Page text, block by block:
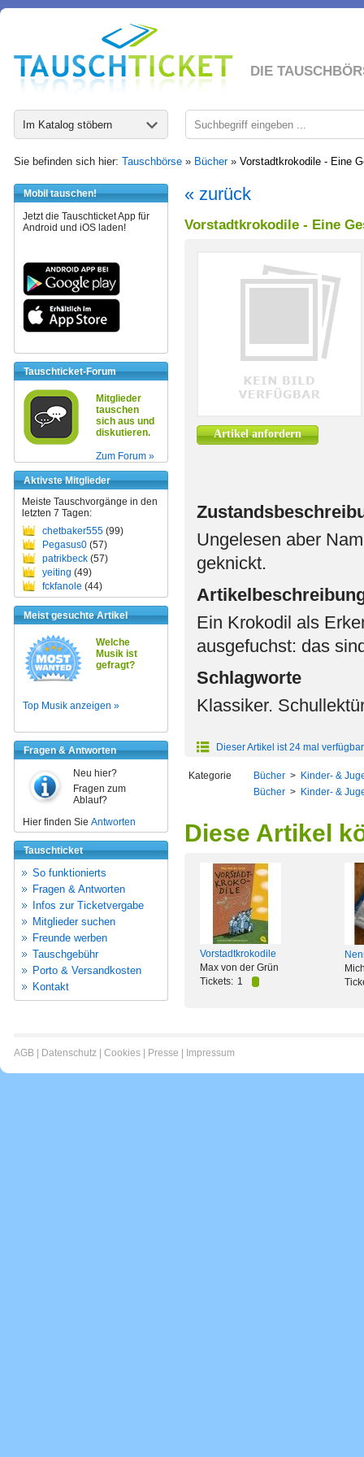
DIE
Im Katalog stöbern
Sie befinden sich hier: Tauschbörse » Bücher» Vorstadtkrokodile - Eine
Mobil tauschen!
Jetzt die Tauschticket App für
Android und iOS laden!
Tauschticket-Forum
Mitglieder
tauschen
sich aus und
diskutieren.
Zum Forum »
Aktivste Mitglieder
Meiste Tauschvorgänge in den
letzten 7 Tagen:
chetbaker555 (99)
Pegasus0 (57)
patrikbeck (57)
yeiting (49)
fckfanole (44)
Meist gesuchte Artikel
Welche
Musik ist
gefragt?
Top Musik anzeigen »
Fragen & Antworten
Neu hier?
Fragen zum
Ablauf?
Hier finden Sie Antworten
Tauschticket
So funktionierts
Fragen & Antworten
Infos zur Ticketvergabe
Mitglieder suchen
Freunde werben
Tauschgebühr
Porto & Versandkosten
Kontakt
« zurück
Vorstadtkrokodile - Eine
Artikel anfordern
Ungelesen aber
geknickt.
Ein Krokodil als
ausgefuchst: das
Schlagworte
Klassiker.
Dieser Artikel ist 24 mal verfügbar
Kategorie Bücher > Kinder- &
Bücher > Kinder- &
Diese Artikel
Vorstadtkrokodile
Max von der Grün
Tickets: 1
AGB Datenschutz Cookies Presse Impressum